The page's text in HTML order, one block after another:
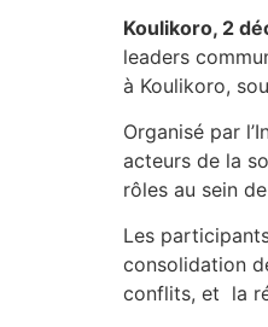
Koulikoro, 2
leaders
à Koulikoro,
Organisé par
acteurs de la
rôles au sein
Les
consolidation
conflits, et la